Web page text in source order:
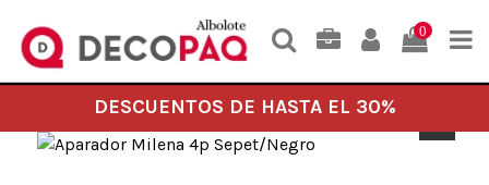
0
DESCUENTOS DE HASTA EL 30%